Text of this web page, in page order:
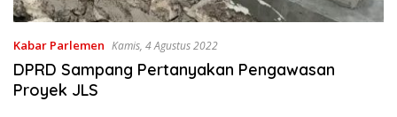
Kabar Parlemen Kamis, 4 Agustus 2022
DPRD Sampang Pertanyakan Pengawasan
Proyek JLS